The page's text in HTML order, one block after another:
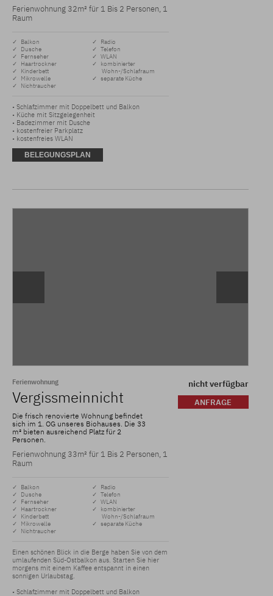
Ferienwohnung 32m² für 1 Bis 2 Personen, 1
Raum
✓ Balkon
✓ Dusche
✓ Fernseher
✓ Haartrockner
✓ Kinderbett
✓ Mikrowelle
✓ Nichtraucher
✓ Radio
✓ Telefon
✓ WLAN
✓ kombinierter
Wohn-/Schlafraum
✓ separate Küche
• Schlafzimmer mit Doppelbett und Balkon
• Küche mit Sitzgelegenheit
• Badezimmer mit Dusche
• kostenfreier Parkplatz
• kostenfreies WLAN
BELEGUNGSPLAN
Ferienwohnung
Vergissmeinnicht
Die frisch renovierte Wohnung befindet
sich im 1. OG unseres Biohauses. Die 33
m² bieten ausreichend Platz für 2
Personen.
Ferienwohnung 33m² für 1 Bis 2 Personen, 1
Raum
✓ Balkon
✓ Dusche
✓ Fernseher
✓ Haartrockner
✓ Kinderbett
✓ Mikrowelle
✓ Nichtraucher
✓ Radio
✓ Telefon
✓ WLAN
✓ kombinierter
Wohn-/Schlafraum
✓ separate Küche
Einen schönen Blick in die Berge haben Sie von dem
umlaufenden Süd-Ostbalkon aus. Starten Sie hier
morgens mit einem Kaffee entspannt in einen
sonnigen Urlaubstag.
• Schlafzimmer mit Doppelbett und Balkon
nicht verfügbar
ANFRAGE